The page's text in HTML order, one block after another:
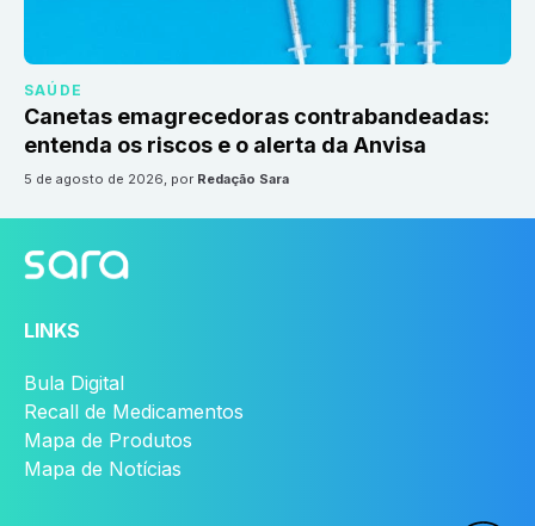
SAÚDE
Canetas emagrecedoras contrabandeadas:
entenda os riscos e o alerta da Anvisa
5 de agosto de 2026, por Redação Sara
LINKS
Bula Digital
Recall de Medicamentos
Mapa de Produtos
Mapa de Notícias